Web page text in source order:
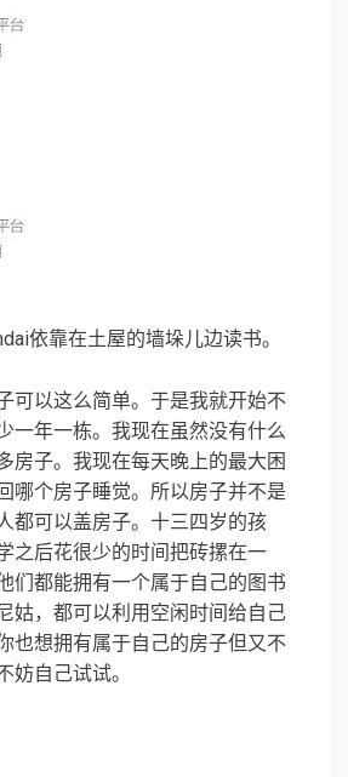
依靠在土屋的墙垛儿边读书。
可以这么简单。于是我就开始不
一年一栋。我现在虽然没有什么
房子。我现在每天晚上的最大困
哪个房子睡觉。所以房子并不是
都可以盖房子。十三四岁的孩
之后花很少的时间把砖摞在一
们都能拥有一个属于自己的图书
姑，都可以利用空闲时间给自己
也想拥有属于自己的房子但又不
妨自己试试。